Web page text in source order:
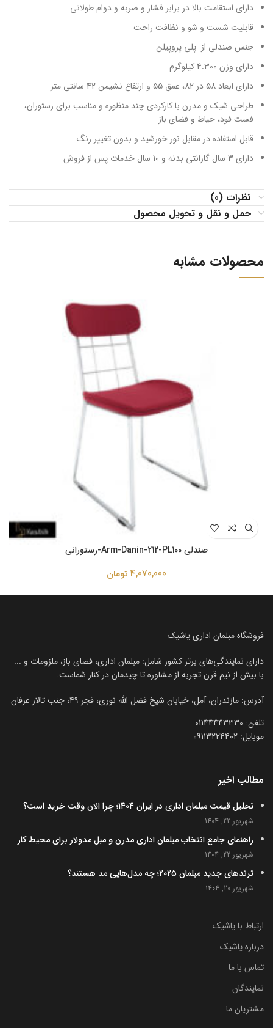
دارای استقامت بالا در برابر فشار و ضربه و دوام طولانی
قابلیت شست و شو و نظافت راحت
جنس صندلی از پلی پروپیلن
دارای وزن 4.300 کیلوگرم
دارای ابعاد 58 در 82، عمق 55 و ارتفاع نشیمن 42 سانتی متر
طراحی شیک و مدرن با کارکردی چند منظوره و مناسب برای رستوران،
فست فود، حیاط و فضای باز
قابل استفاده در مقابل نور خورشید و بدون تغییر رنگ
دارای 3 سال گارانتی بدنه و 10 سال خدمات پس از فروش
نظرات (0)
حمل و نقل و تحویل محصول
محصولات مشابه
صندلی Arm-Danin-212-PL100-رستورانی
4,070,000 تومان
فروشگاه مبلمان اداری یاشیک
دارای نمایندگی‌های برتر کشور شامل: مبلمان اداری، فضای باز، ملزومات و ...
با بیش از نیم قرن تجربه از مشاوره تا چیدمان در کنار شماست.
آدرس: مازندران، آمل، خیابان شیخ فضل الله نوری، فجر ۴۹، جنب تالار عرفان
تلفن:‌ 01144443330
موبایل:‌ ۰۹۱۱۳۲۲۴۴۰۲
مطالب اخیر
تحلیل قیمت مبلمان اداری در ایران ۱۴۰۴؛ چرا الان وقت خرید است؟
شهریور 22, 1404
راهنمای جامع انتخاب مبلمان اداری مدرن و مبل مدولار برای محیط کار
شهریور 22, 1404
ترندهای جدید مبلمان ۲۰۲۵؛ چه مدل‌هایی مد هستند؟
شهریور 20, 1404
ارتباط با یاشیک
درباره یاشیک
تماس با ما
نمایندگان
مشتریان ما